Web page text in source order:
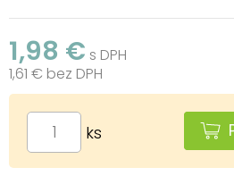
1,98 € s DPH
1,61 € bez DPH
ks